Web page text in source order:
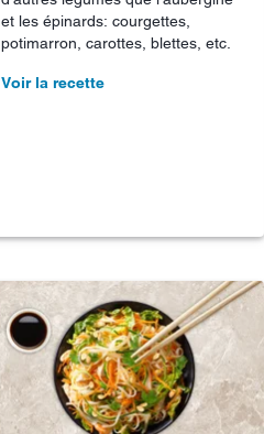
et les épinards: courgettes,
potimarron, carottes, blettes, etc.
Voir la recette